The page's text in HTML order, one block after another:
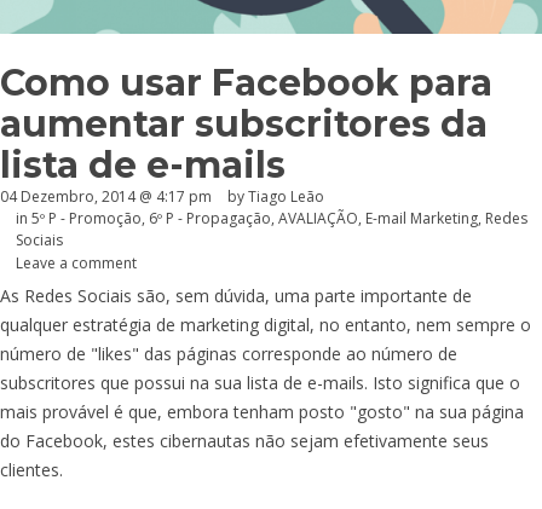
Como usar Facebook para
aumentar subscritores da
lista de e-mails
04 Dezembro, 2014 @ 4:17 pm
by Tiago Leão
in 5º P - Promoção, 6º P - Propagação, AVALIAÇÃO, E-mail Marketing, Redes
Sociais
Leave a comment
As Redes Sociais são, sem dúvida, uma parte importante de
qualquer estratégia de marketing digital, no entanto, nem sempre o
número de "likes" das páginas corresponde ao número de
subscritores que possui na sua lista de e-mails. Isto significa que o
mais provável é que, embora tenham posto "gosto" na sua página
do Facebook, estes cibernautas não sejam efetivamente seus
clientes.